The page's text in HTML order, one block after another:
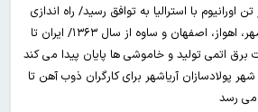
برای خرید ۱۵ هزار تن اورانیوم با استرالیا به توافق رسید/ راه اندازی
۸ نیروگاه برق اتمی در بوشهر، اهواز، اصفهان و ساوه از سال ۱۳۶۳/ ایران تا
پولادسازان آریاشهر برای کارگران ذوب آهن تا